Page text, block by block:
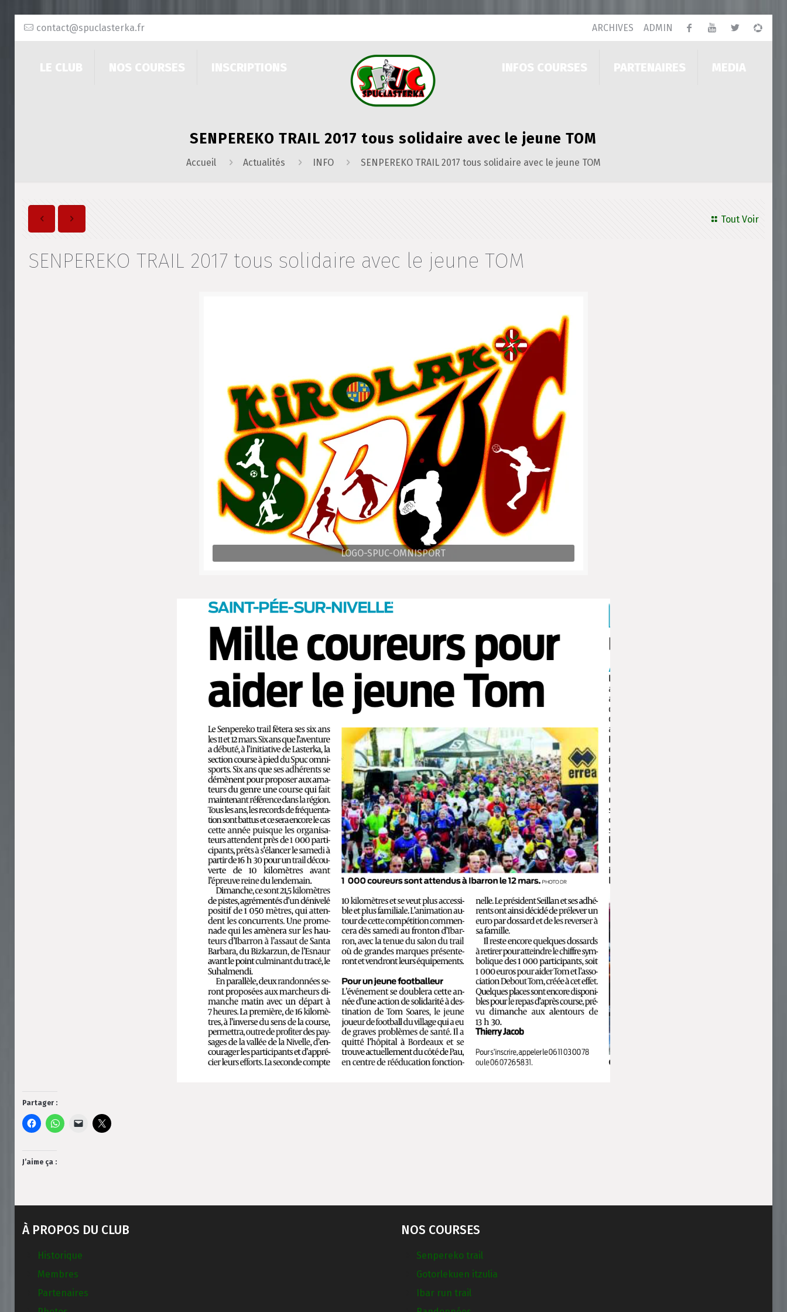
contact@spuclasterka.fr ARCHIVES ADMIN
LE CLUB NOS COURSES INSCRIPTIONS INFOS COURSES PARTENAIRES MEDIA
SENPEREKO TRAIL 2017 tous solidaire avec le jeune TOM
Accueil Actualités INFO SENPEREKO TRAIL 2017 tous solidaire avec le jeune TOM
Tout Voir
SENPEREKO TRAIL 2017 tous solidaire avec le jeune TOM
LOGO-SPUC-OMNISPORT
Partager :
J’aime ça :
À PROPOS DU CLUB
Historique
Membres
Partenaires
NOS COURSES
Senpereko trail
Gotorlekuen itzulia
Ibar run trail